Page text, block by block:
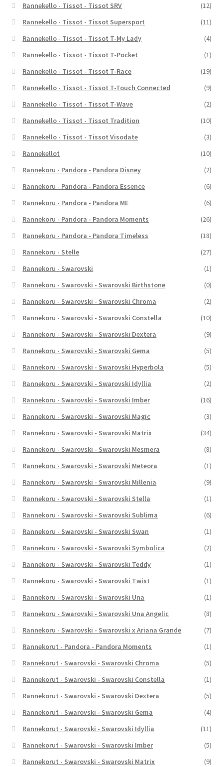
Rannekello - Tissot - Tissot SRV
(12)
Rannekello - Tissot - Tissot Supersport
(11)
Rannekello - Tissot - Tissot T-My Lady
(4)
Rannekello - Tissot - Tissot T-Pocket
(1)
Rannekello - Tissot - Tissot T-Race
(19)
Rannekello - Tissot - Tissot T-Touch Connected
(9)
Rannekello - Tissot - Tissot T-Wave
(2)
Rannekello - Tissot - Tissot Tradition
(10)
Rannekello - Tissot - Tissot Visodate
(3)
Rannekellot
(10)
Rannekoru - Pandora - Pandora Disney
(2)
Rannekoru - Pandora - Pandora Essence
(6)
Rannekoru - Pandora - Pandora ME
(6)
Rannekoru - Pandora - Pandora Moments
(26)
Rannekoru - Pandora - Pandora Timeless
(18)
Rannekoru - Stelle
(27)
Rannekoru - Swarovski
(1)
Rannekoru - Swarovski - Swarovski Birthstone
(0)
Rannekoru - Swarovski - Swarovski Chroma
(2)
Rannekoru - Swarovski - Swarovski Constella
(10)
Rannekoru - Swarovski - Swarovski Dextera
(9)
Rannekoru - Swarovski - Swarovski Gema
(5)
Rannekoru - Swarovski - Swarovski Hyperbola
(5)
Rannekoru - Swarovski - Swarovski Idyllia
(2)
Rannekoru - Swarovski - Swarovski Imber
(16)
Rannekoru - Swarovski - Swarovski Magic
(3)
Rannekoru - Swarovski - Swarovski Matrix
(34)
Rannekoru - Swarovski - Swarovski Mesmera
(8)
Rannekoru - Swarovski - Swarovski Meteora
(1)
Rannekoru - Swarovski - Swarovski Millenia
(9)
Rannekoru - Swarovski - Swarovski Stella
(1)
Rannekoru - Swarovski - Swarovski Sublima
(6)
Rannekoru - Swarovski - Swarovski Swan
(1)
Rannekoru - Swarovski - Swarovski Symbolica
(2)
Rannekoru - Swarovski - Swarovski Teddy
(1)
Rannekoru - Swarovski - Swarovski Twist
(1)
Rannekoru - Swarovski - Swarovski Una
(1)
Rannekoru - Swarovski - Swarovski Una Angelic
(8)
Rannekoru - Swarovski - Swarovski x Ariana Grande
(7)
Rannekorut - Pandora - Pandora Moments
(1)
Rannekorut - Swarovski - Swarovski Chroma
(5)
Rannekorut - Swarovski - Swarovski Constella
(1)
Rannekorut - Swarovski - Swarovski Dextera
(5)
Rannekorut - Swarovski - Swarovski Gema
(4)
Rannekorut - Swarovski - Swarovski Idyllia
(11)
Rannekorut - Swarovski - Swarovski Imber
(5)
Rannekorut - Swarovski - Swarovski Matrix
(9)